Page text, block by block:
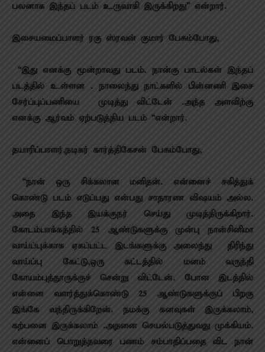
பலனாக இந்தப் படம் உருவாகி இருக்கிறது” என்றார்.
இசையமைப்பாளர் ரகு ஸ்ரவன் குமார் பேசும்போது,
“இது எனக்கு மூன்றாவது படம். நான்கு பாடல்கள் இந்தப்
படத்தில் உள்ளன . நாலைந்து நாட்களில் பின்னணி இசை
சேர்ப்புப்பணியை முடித்து விட்டேன் .அந்த அளவிற்கு
எனக்கு ஆர்வம் ஏற்படுத்திய படம் “என்றார்.
தயாரிப்பாளர்,நடிகர் கார்த்திகேசன் பேசும்போது,
“நான் ஒரு சிக்கலான மனிதன். என்னைச் சகித்துக்
கொண்டு படம் எடுப்பது என்பது சாதாரண விஷயம் அல்ல.
அதை இந்த இயக்குநர் செய்து முடித்திருக்கிறார்.
கோடம்பாக்கத்தில் 25 ஆண்டுகளுக்கு முன்பு நான்சினிமா
வாய்ப்புக்காக ஏகப்பட்ட இடங்களுக்கு அலைந்து திரிந்து
வாய்ப்பு கேட்டு,ஒரு கட்டத்தில் மனம் வருந்தி
கோயம்புத்தூருக்குச் சென்று விட்டேன். போன இடத்தில்
என்னை வளர்த்துக்கொண்டு 25 ஆண்டுகளுக்குப் பிறகு
இங்கே வந்திருக்கிறேன். நமக்கு கனவுகள் இருக்கலாம்,
கற்பனை இருக்கலாம் .அதனை செயல்படுத்துவது முக்கியம்.
என்னைப் பொறுத்தவரை பணம் சம்பாதிப்பதை விட நான்